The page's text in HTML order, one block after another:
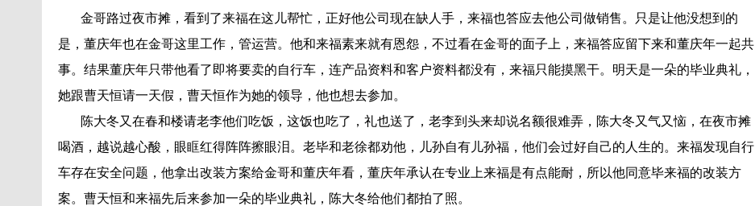
金哥路过夜市摊，看到了来福在这儿帮忙，正好他公司现在缺人手，来福也答应去他公司做销售。只是让他没想到的
是，董庆年也在金哥这里工作，管运营。他和来福素来就有恩怨，不过看在金哥的面子上，来福答应留下来和董庆年一起共
事。结果董庆年只带他看了即将要卖的自行车，连产品资料和客户资料都没有，来福只能摸黑干。明天是一朵的毕业典礼，
她跟曹天恒请一天假，曹天恒作为她的领导，他也想去参加。
陈大冬又在春和楼请老李他们吃饭，这饭也吃了，礼也送了，老李到头来却说名额很难弄，陈大冬又气又恼，在夜市摊
喝酒，越说越心酸，眼眶红得阵阵擦眼泪。老毕和老徐都劝他，儿孙自有儿孙福，他们会过好自己的人生的。来福发现自行
车存在安全问题，他拿出改装方案给金哥和董庆年看，董庆年承认在专业上来福是有点能耐，所以他同意毕来福的改装方
案。曹天恒和来福先后来参加一朵的毕业典礼，陈大冬给他们都拍了照。